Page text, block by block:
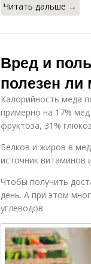
Читать дальше →
Вред и
полезен ли
Калорийность меда
примерно на 17% мед
фруктоза, 31%
Белков и жиров в
источник витаминов
Чтобы получить
день. А при этом
углеводов.